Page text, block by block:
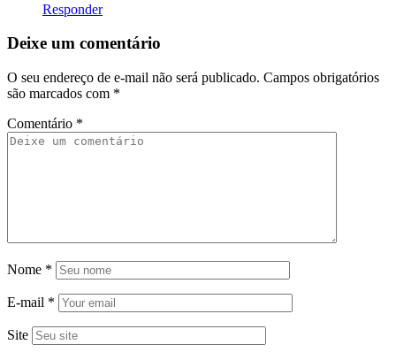
Responder
Deixe um comentário
O seu endereço de e-mail não será publicado. Campos obrigatórios
são marcados com *
Comentário *
Nome *
E-mail *
Site